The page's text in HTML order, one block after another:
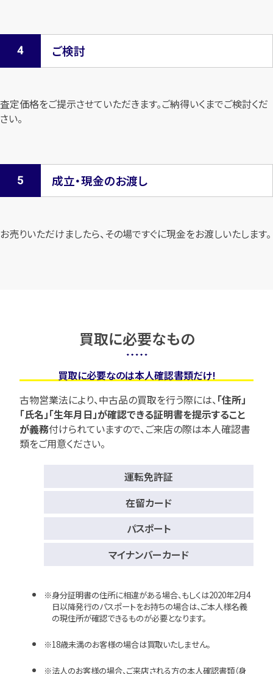
ご検討
査定価格をご提示させていただきます。ご納得いくまでご検討くだ
さい。
成立・現金のお渡し
お売りいただけましたら、その場ですぐに現金をお渡しいたします。
買取に必要なもの
買取に必要なのは本人確認書類だけ!
古物営業法により、中古品の買取を行う際には、「住所」
「氏名」「生年月日」が確認できる証明書を提示すること
が義務付けられていますので、ご来店の際は本人確認書
類をご用意ください。
運転免許証
在留カード
パスポート
マイナンバーカード
身分証明書の住所に相違がある場合、もしくは2020年2月4
日以降発行のパスポートをお持ちの場合は、ご本人様名義
の現住所が確認できるものが必要となります。
18歳未満のお客様の場合は買取いたしません。
法人のお客様の場合、ご来店される方の本人確認書類（身